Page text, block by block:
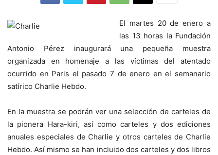
El martes 20 de enero a
las 13 horas la Fundación
Antonio Pérez inaugurará una pequeña muestra
organizada en homenaje a las víctimas del atentado
ocurrido en Paris el pasado 7 de enero en el semanario
satírico Charlie Hebdo.
En la muestra se podrán ver una selección de carteles de
la pionera Hara-kiri, así como carteles y dos ediciones
anuales especiales de Charlie y otros carteles de Charlie
Hebdo. Así mismo se han incluido dos carteles y dos libros